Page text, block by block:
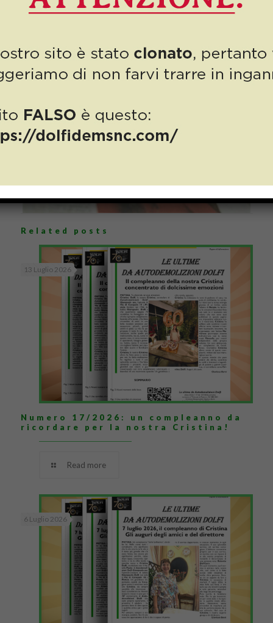
Related posts
13 Luglio 2026
Numero 17/2026: un compleanno da
ricordare per la nostra Cristina!
Read more
6 Luglio 2026